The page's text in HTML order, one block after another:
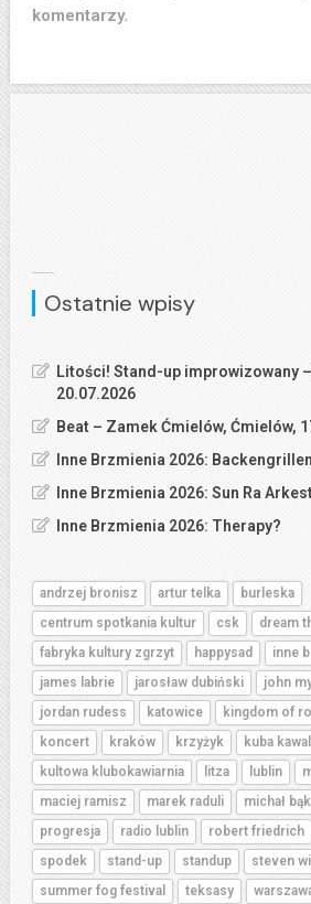
komentarzy.
Ostatnie wpisy
Litości! Stand-up improwizowany
20.07.2026
Beat – Zamek Ćmielów, Ćmielów,
Inne Brzmienia 2026: Backengrillen
Inne Brzmienia 2026: Sun Ra
Inne Brzmienia 2026: Therapy?
andrzej bronisz artur telka
burleska
centrum spotkania kultur
csk dream
fabryka kultury zgrzyt
happysad
inne
james labrie
jarosław dubiński john
jordan rudess
katowice kingdom of
koncert
kraków krzyżyk
kuba
kultowa klubokawiarnia
litza lublin
maciej ramisz
marek raduli michał bąk
progresja
radio lublin robert friedrich
spodek
stand-up standup
steven
summer fog festival
teksasy